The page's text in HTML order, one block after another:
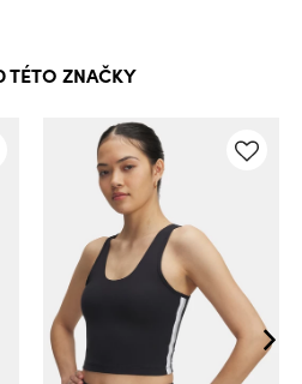
TÉTO ZNAČKY